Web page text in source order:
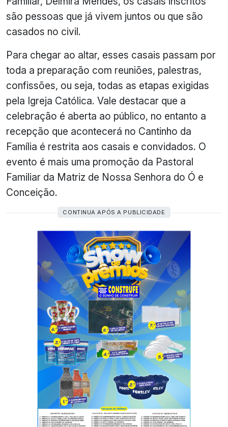
são pessoas que já vivem juntos ou que são
casados no civil.
Para chegar ao altar, esses casais passam por
toda a preparação com reuniões, palestras,
confissões, ou seja, todas as etapas exigidas
pela Igreja Católica. Vale destacar que a
celebração é aberta ao público, no entanto a
recepção que acontecerá no Cantinho da
Família é restrita aos casais e convidados. O
evento é mais uma promoção da Pastoral
Familiar da Matriz de Nossa Senhora do Ó e
Conceição.
CONTINUA APÓS A PUBLICIDADE